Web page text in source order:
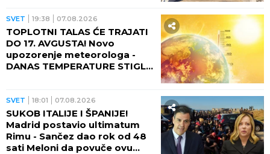
SVET 19:38 07.08.2026
TOPLOTNI TALAS ĆE TRAJATI
DO 17. AVGUSTA! Novo
upozorenje meteorologa -
DANAS TEMPERATURE STIGLE
SVET 18:01 07.08.2026
SUKOB ITALIJE I ŠPANIJE!
Madrid postavio ultimatum
Rimu - Sančez dao rok od 48
sati Meloni da povuče ovu